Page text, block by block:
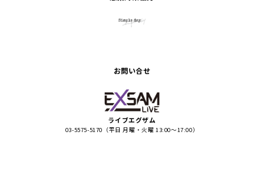
お問い合せ
ライブエグザム
03-5575-5170（平日 月曜・火曜 13:00〜17:00）